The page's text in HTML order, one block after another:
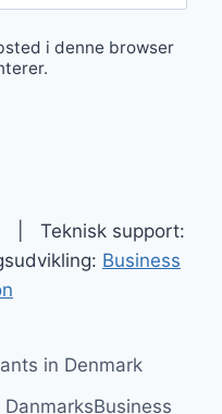
i denne browser
| Teknisk support:
Business
in Denmark
DanmarksBusiness